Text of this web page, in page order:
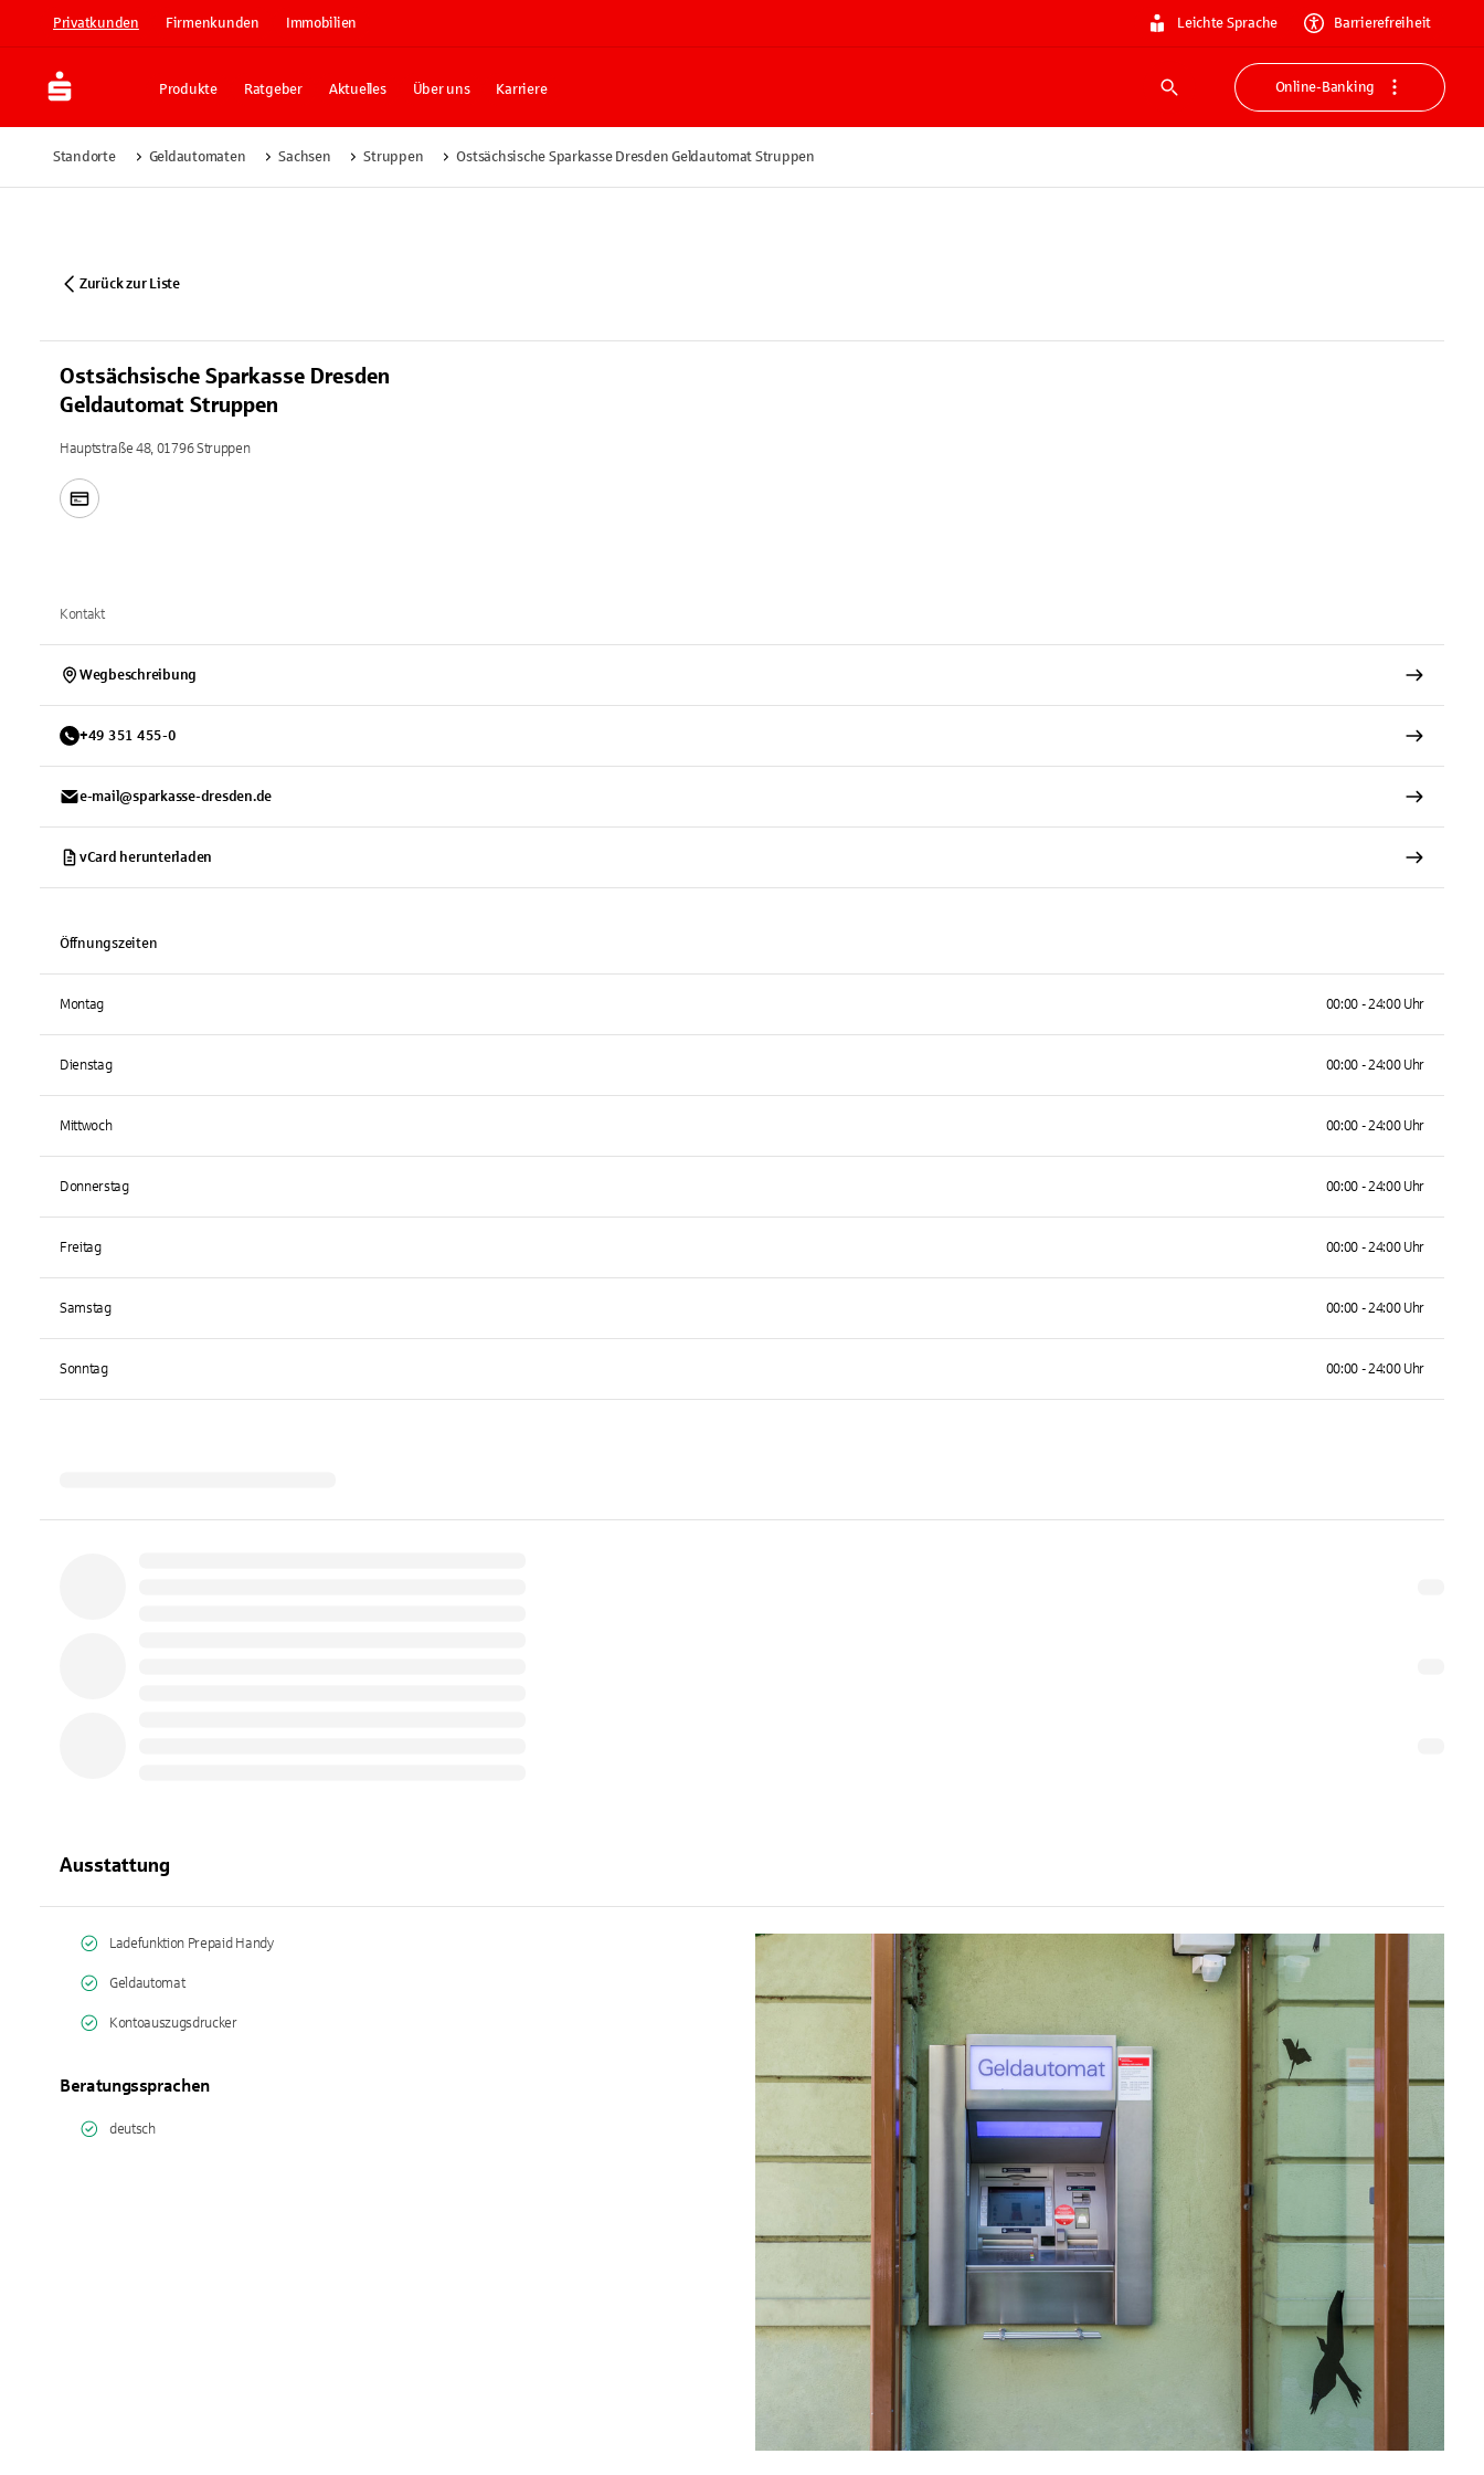
Privatkunden Firmenkunden Immobilien Leichte Sprache Barrierefreiheit
Produkte Ratgeber Aktuelles Über uns Karriere
Suche
Online-Banking
Standorte Geldautomaten Sachsen Struppen Ostsächsische Sparkasse Dresden Geldautomat Struppen
Zurück zur Liste
Ostsächsische Sparkasse Dresden
Geldautomat Struppen
Hauptstraße 48, 01796 Struppen
Kontakt
Wegbeschreibung
+49 351 455-0
e-mail@sparkasse-dresden.de
vCard herunterladen
Öffnungszeiten
Montag 00:00 - 24:00 Uhr
Dienstag 00:00 - 24:00 Uhr
Mittwoch 00:00 - 24:00 Uhr
Donnerstag 00:00 - 24:00 Uhr
Freitag 00:00 - 24:00 Uhr
Samstag 00:00 - 24:00 Uhr
Sonntag 00:00 - 24:00 Uhr
Ausstattung
Ladefunktion Prepaid Handy
Geldautomat
Kontoauszugsdrucker
Beratungssprachen
deutsch